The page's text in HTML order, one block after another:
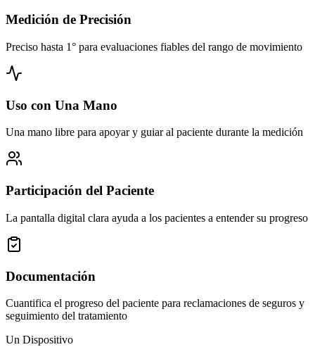
Medición de Precisión
Preciso hasta 1° para evaluaciones fiables del rango de movimiento
Uso con Una Mano
Una mano libre para apoyar y guiar al paciente durante la medición
Participación del Paciente
La pantalla digital clara ayuda a los pacientes a entender su progreso
Documentación
Cuantifica el progreso del paciente para reclamaciones de seguros y
seguimiento del tratamiento
Un Dispositivo